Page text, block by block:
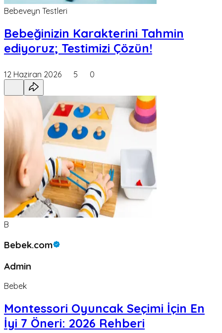
Bebeveyn Testleri
Bebeğinizin Karakterini Tahmin
ediyoruz; Testimizi Çözün!
12 Haziran 2026 5 0
B
Bebek.com
Admin
Bebek
Montessori Oyuncak Seçimi İçin En
İyi 7 Öneri: 2026 Rehberi